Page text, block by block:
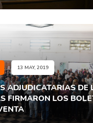
13 MAY, 2019
ADJUDICATARIAS DE
FIRMARON LOS